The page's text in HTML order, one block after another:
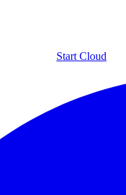
Start Cloud